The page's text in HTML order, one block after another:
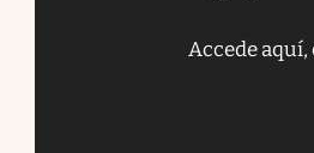
Accede